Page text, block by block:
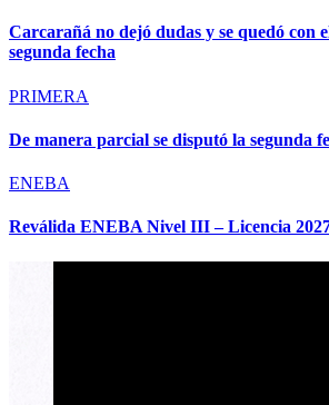
Carcarañá no dejó dudas y se quedó con
segunda fecha
PRIMERA
De manera parcial se disputó la segunda
ENEBA
Reválida ENEBA Nivel III – Licencia